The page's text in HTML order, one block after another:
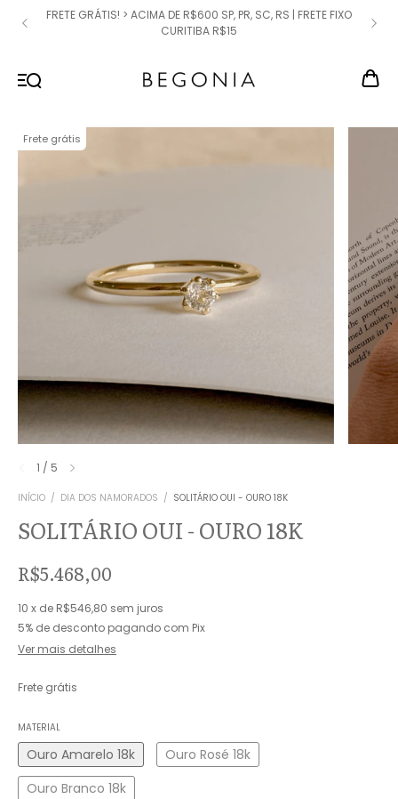
FRETE GRÁTIS! > ACIMA DE R$600 SP, PR, SC, RS | FRETE FIXO
CURITIBA R$15
Frete grátis
1 / 5
INÍCIO / DIA DOS NAMORADOS / SOLITÁRIO OUI - OURO 18K
SOLITÁRIO OUI - OURO 18K
R$5.468,00
10 x de R$546,80 sem juros
5% de desconto pagando com Pix
Ver mais detalhes
Frete grátis
MATERIAL
Ouro Amarelo 18k
Ouro Rosé 18k
Ouro Branco 18k